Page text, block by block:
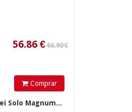
Comprar
Solo Magnum...